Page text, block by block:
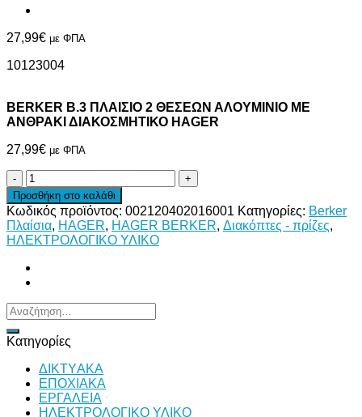
27,99€ με ΦΠΑ
10123004
BERKER Β.3 ΠΛΑΙΣΙΟ 2 ΘΕΣΕΩΝ ΑΛΟΥΜΙΝΙΟ ΜΕ
ΑΝΘΡΑΚΙ ΔΙΑΚΟΣΜΗΤΙΚΟ HAGER
27,99€ με ΦΠΑ
BERKER
Β.3
ΠΛΑΙΣΙΟ
2
ΘΕΣΕΩΝ
ΑΛΟΥΜΙΝΙΟ
ΜΕ
ΑΝΘΡΑΚΙ
HAGER
ποσότητα
Προσθήκη στο καλάθι
Κωδικός προϊόντος: 002120402016001 Κατηγορίες: Berker
Πλαίσια, HAGER, HAGER BERKER, Διακόπτες - πρίζες,
ΗΛΕΚΤΡΟΛΟΓΙΚΟ ΥΛΙΚΟ
Αναζήτηση
για:
Κατηγορίες
ΔΙKTΥAKA
ΕΠΟΧΙΑΚΑ
ΕΡΓΑΛΕΙΑ
ΗΛΕΚΤΡΟΛΟΓΙΚΟ ΥΛΙΚΟ